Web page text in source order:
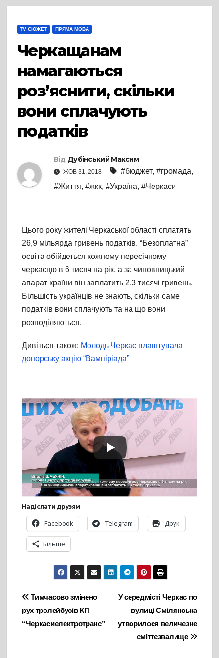
TV СЮЖЕТ ПРЯМА МОВА
Черкащанам
намагаються
роз’яснити, скільки
вони сплачують
податків
Від Дубінський Максим
ЖОВ 31, 2018 #бюджет, #громада,
#Життя, #жкк, #Україна, #Черкаси
Цього року жителі Черкаської області сплатять
26,9 мільярда гривень податків. “Безоплатна”
освіта обійдеться кожному пересічному
черкасцю в 6 тисяч на рік, а за чиновницький
апарат країни він заплатить 2,3 тисячі гривень.
Більшість українців не знають, скільки саме
податків вони сплачують та на що вони
розподіляються.
Дивіться також: Молодь Черкас влаштувала
донорську акцію “Вампіріада”
Надіслати друзям
Facebook Telegram Друк
Більше
Навігація
записів
У середмісті Черкас по
вулиці Смілянська
утворилося величезне
сміттєзвалище
Тимчасово змінено
рух тролейбусів КП
“Черкасиелектротранс”